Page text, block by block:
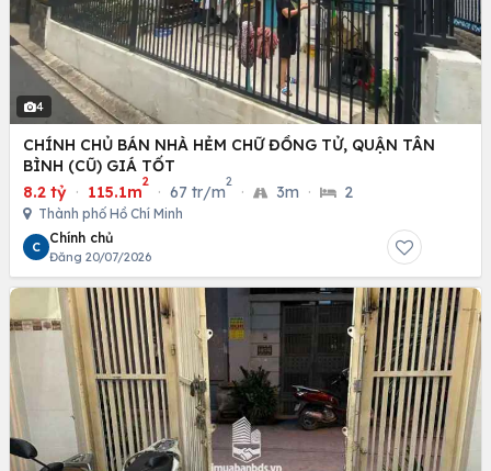
4
CHÍNH CHỦ BÁN NHÀ HẺM CHỮ ĐỒNG TỬ, QUẬN TÂN
BÌNH (CŨ) GIÁ TỐT
8.2 tỷ · 115.1m
2
· 67 tr/m
2
· 3m · 2
Thành phố Hồ Chí Minh
C
Chính chủ
Đăng 20/07/2026